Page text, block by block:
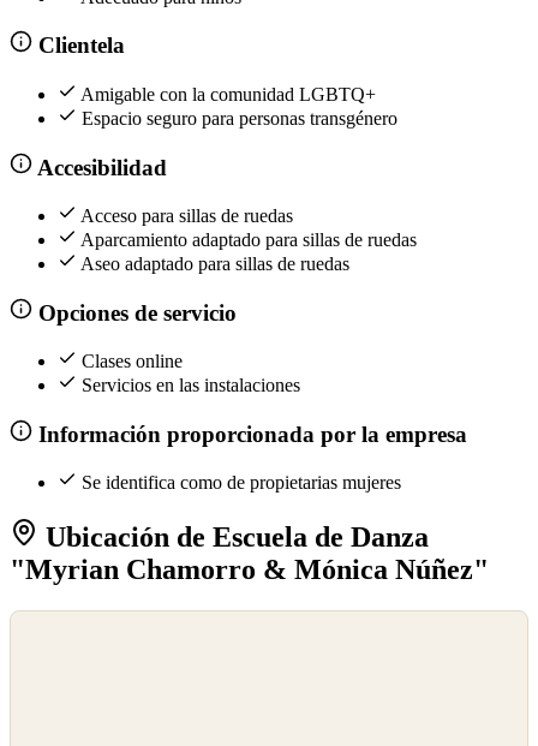
Clientela
Amigable con la comunidad LGBTQ+
Espacio seguro para personas transgénero
Accesibilidad
Acceso para sillas de ruedas
Aparcamiento adaptado para sillas de ruedas
Aseo adaptado para sillas de ruedas
Opciones de servicio
Clases online
Servicios en las instalaciones
Información proporcionada por la empresa
Se identifica como de propietarias mujeres
Ubicación de Escuela de Danza
"Myrian Chamorro & Mónica Núñez"